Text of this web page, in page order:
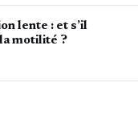
lente : et s’il
la motilité ?